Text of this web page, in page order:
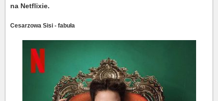
na Netflixie.
Cesarzowa Sisi - fabuła